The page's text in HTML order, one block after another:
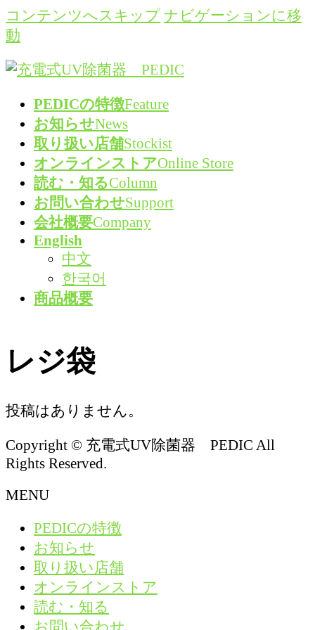
コンテンツへスキップ ナビゲーションに移
動
PEDICの特徴Feature
お知らせNews
取り扱い店舗Stockist
オンラインストアOnline Store
読む・知るColumn
お問い合わせSupport
会社概要Company
English
中文
한국어
商品概要
レジ袋
投稿はありません。
Copyright © 充電式UV除菌器 PEDIC All
Rights Reserved.
MENU
PEDICの特徴
お知らせ
取り扱い店舗
オンラインストア
読む・知る
お問い合わせ